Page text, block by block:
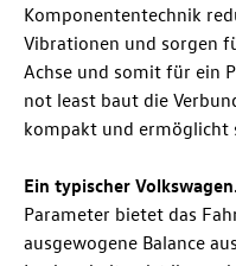
Komponententechnik
Vibrationen und sorgen
Achse und somit für ein
not least baut die
kompakt und ermöglicht
Ein typischer
Parameter bietet das
ausgewogene Balance